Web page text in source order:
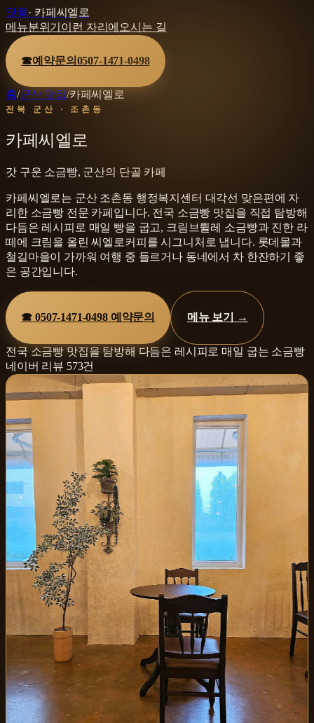
맛플· 카페씨엘로
메뉴분위기 이런 자리에 오시는 길
☎예약문의 0507-1471-0498
홈/군산 맛집/카페씨엘로
전북 군산 · 조촌동
카페씨엘로
갓 구운 소금빵, 군산의 단골 카페
카페씨엘로는 군산 조촌동 행정복지센터 대각선 맞은편에 자
리한 소금빵 전문 카페입니다. 전국 소금빵 맛집을 직접 탐방해
다듬은 레시피로 매일 빵을 굽고, 크림브륄레 소금빵과 진한 라
떼에 크림을 올린 씨엘로커피를 시그니처로 냅니다. 롯데몰과
철길마을이 가까워 여행 중 들르거나 동네에서 차 한잔하기 좋
은 공간입니다.
☎0507-1471-0498예약문의 메뉴 보기 →
전국 소금빵 맛집을 탐방해 다듬은 레시피로 매일 굽는 소금빵
네이버 리뷰 573건